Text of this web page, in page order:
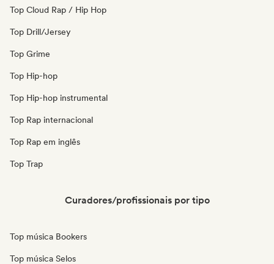
Top Cloud Rap / Hip Hop
Top Drill/Jersey
Top Grime
Top Hip-hop
Top Hip-hop instrumental
Top Rap internacional
Top Rap em inglês
Top Trap
Curadores/profissionais por tipo
Top música Bookers
Top música Selos